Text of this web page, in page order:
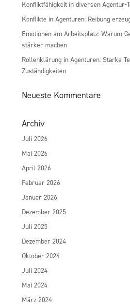
Konfliktfähigkeit in diversen Agentur-
Konflikte in Agenturen: Reibung
Emotionen am Arbeitsplatz: Warum
stärker machen
Rollenklärung in Agenturen: Starke
Zuständigkeiten
Neueste Kommentare
Archiv
Juli 2026
Mai 2026
April 2026
Februar 2026
Januar 2026
Dezember 2025
Juli 2025
Dezember 2024
Oktober 2024
Juli 2024
Mai 2024
März 2024